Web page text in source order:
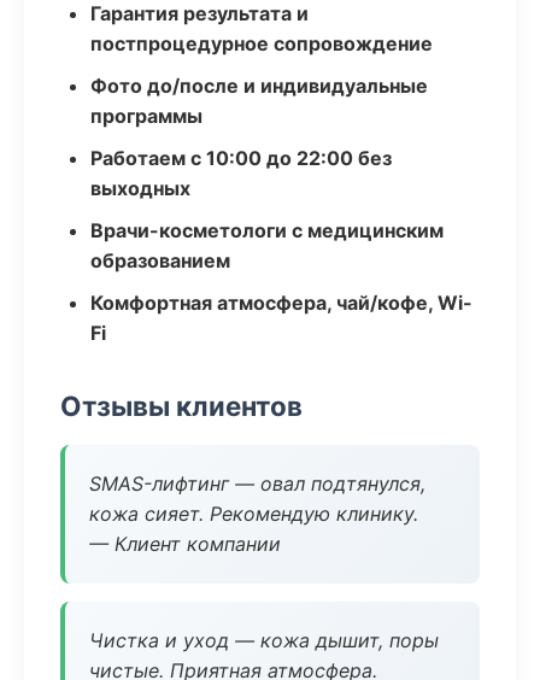
Гарантия результата и
постпроцедурное сопровождение
Фото до/после и индивидуальные
программы
Работаем с 10:00 до 22:00 без
выходных
Врачи-косметологи с медицинским
образованием
Комфортная атмосфера, чай/кофе, Wi-
Fi
Отзывы клиентов
SMAS-лифтинг — овал подтянулся,
кожа сияет. Рекомендую клинику.
— Клиент компании
Чистка и уход — кожа дышит, поры
чистые. Приятная атмосфера.